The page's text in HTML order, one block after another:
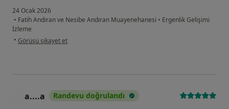
24 Ocak 2026
• Fatih Andıran ve Nesibe Andıran Muayenehanesi • Ergenlik Gelişimi
İzleme
• kullanıcının görüşüne göre m.....
Görüşü şikayet et
a....a Randevu doğrulandı